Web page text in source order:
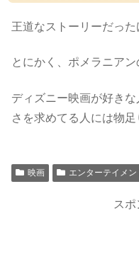
王道なストーリーだっ
とにかく、ポメラニア
ディズニー映画が好き
さを求めてる人には物足
映画 エンターテイメン
スポ